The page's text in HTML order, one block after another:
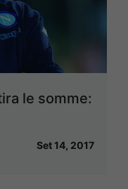
le somme:
Set 14, 2017